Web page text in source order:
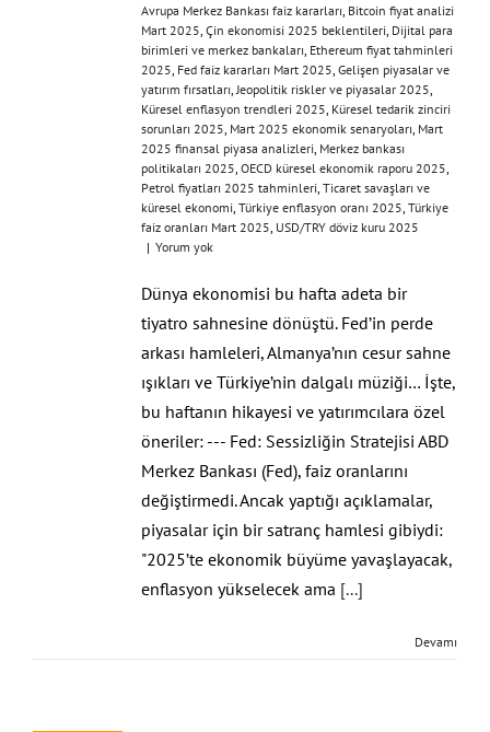
Avrupa Merkez Bankası faiz kararları​, ​Bitcoin fiyat analizi
Mart 2025​, ​Çin ekonomisi 2025 beklentileri​, ​Dijital para
birimleri ve merkez bankaları​, ​Ethereum fiyat tahminleri
2025​, ​Fed faiz kararları Mart 2025​, ​Gelişen piyasalar ve
yatırım fırsatları​,​Jeopolitik riskler ve piyasalar 2025​,
Küresel enflasyon trendleri 2025​, ​Küresel tedarik zinciri
sorunları 2025​, ​Mart 2025 ekonomik senaryoları​, ​Mart
2025 finansal piyasa analizleri​, ​Merkez bankası
politikaları 2025​, ​OECD küresel ekonomik raporu 2025​,
Petrol fiyatları 2025 tahminleri​, ​Ticaret savaşları ve
küresel ekonomi​, Türkiye enflasyon oranı 2025, ​Türkiye
faiz oranları Mart 2025​, ​USD/TRY döviz kuru 2025​
| Yorum yok
Dünya ekonomisi bu hafta adeta bir
tiyatro sahnesine dönüştü. Fed’in perde
arkası hamleleri, Almanya’nın cesur sahne
ışıkları ve Türkiye’nin dalgalı müziği… İşte,
bu haftanın hikayesi ve yatırımcılara özel
öneriler: --- Fed: Sessizliğin Stratejisi ABD
Merkez Bankası (Fed), faiz oranlarını
değiştirmedi. Ancak yaptığı açıklamalar,
piyasalar için bir satranç hamlesi gibiydi:
"2025’te ekonomik büyüme yavaşlayacak,
enflasyon yükselecek ama [...]
Devamı